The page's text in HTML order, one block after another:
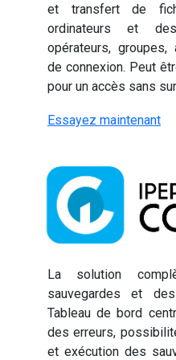
et transfert de
ordinateurs et
opérateurs,
de connexion. Peut
pour un accès sans
Essayez maintenant
La solution
sauvegardes et
Tableau de bord
des erreurs,
et exécution des